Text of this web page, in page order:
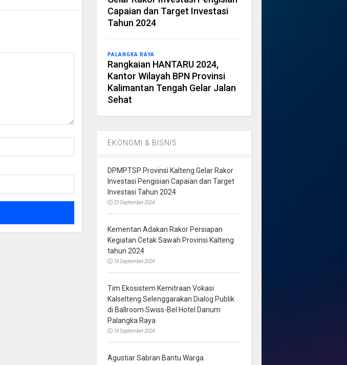
Capaian dan Target Investasi
Tahun 2024
PALANGKA RAYA
Rangkaian HANTARU 2024,
Kantor Wilayah BPN Provinsi
Kalimantan Tengah Gelar Jalan
Sehat
EKONOMI & BISNIS
DPMPTSP Provinsi Kalteng Gelar Rakor
Investasi Pengisian Capaian dan Target
Investasi Tahun 2024
23 September 2024
Kementan Adakan Rakor Persiapan
Kegiatan Cetak Sawah Provinsi Kalteng
tahun 2024
18 September 2024
Tim Ekosistem Kemitraan Vokasi
Kalselteng Selenggarakan Dialog Publik
di Ballroom Swiss-Bel Hotel Danum
Palangka Raya
18 September 2024
Agustiar Sabran Bantu Warga